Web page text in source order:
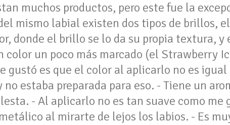
muchos productos, pero este fue la
mismo labial existen dos tipos de brillos,
donde el brillo se lo da su propia textura,
un poco más marcado (el Strawberry
gustó es que el color al aplicarlo no es igual
no estaba preparada para eso. - Tiene un
- Al aplicarlo no es tan suave como me
al mirarte de lejos los labios. - Es